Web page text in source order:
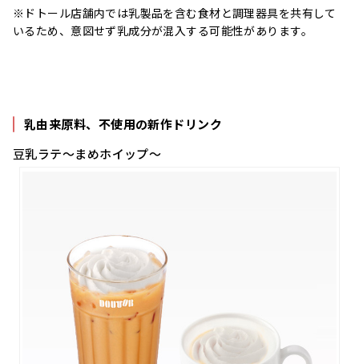
※ドトール店舗内では乳製品を含む食材と調理器具を共有して
いるため、意図せず乳成分が混入する可能性があります。
乳由来原料、不使用の新作ドリンク
豆乳ラテ～まめホイップ～